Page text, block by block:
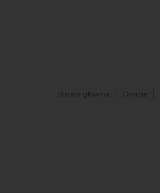
Strona główna Okazje